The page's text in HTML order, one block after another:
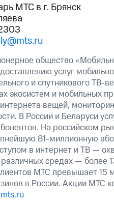
МТС в г. Брянск
общество
услуг
и спутниковогоТВ-
экосистем и мобильных
вещей,
В России и Беларуси
На российском
81-миллионную
в интернет и ТВ —
средах — более
МТС превышает 15
в России. Акции МТС